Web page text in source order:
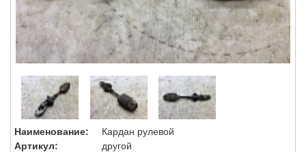
Наименование:
Кардан рулевой
Артикул:
другой